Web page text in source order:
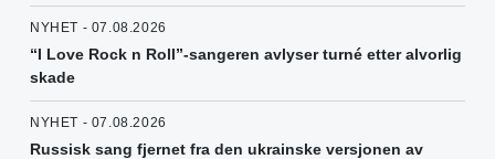
NYHET - 07.08.2026
“I Love Rock n Roll”-sangeren avlyser turné etter alvorlig
skade
NYHET - 07.08.2026
Russisk sang fjernet fra den ukrainske versjonen av